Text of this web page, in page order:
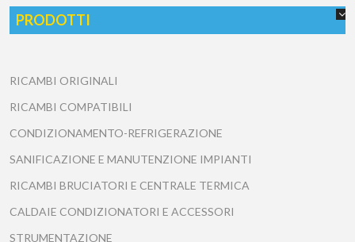
PRODOTTI
RICAMBI ORIGINALI
RICAMBI COMPATIBILI
CONDIZIONAMENTO-REFRIGERAZIONE
SANIFICAZIONE E MANUTENZIONE IMPIANTI
RICAMBI BRUCIATORI E CENTRALE TERMICA
CALDAIE CONDIZIONATORI E ACCESSORI
STRUMENTAZIONE